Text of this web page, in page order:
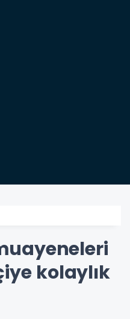
kolaylık